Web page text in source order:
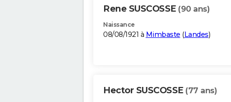
Rene SUSCOSSE (90 ans)
Naissance
08/08/1921 à Mimbaste (Landes)
Hector SUSCOSSE (77 ans)